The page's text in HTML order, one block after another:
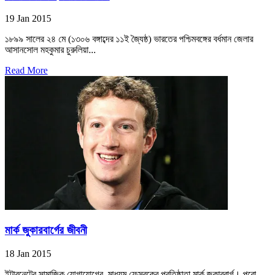
19 Jan 2015
১৮৯৯ সালের ২৪ মে (১৩০৬ বঙ্গাব্দের ১১ই জ্যৈষ্ঠ) ভারতের পশ্চিমবঙ্গের বর্ধমান জেলার
আসানসোল মহকুমার চুরুলিয়া...
Read More
মার্ক জুকারবার্গের জীবনী
18 Jan 2015